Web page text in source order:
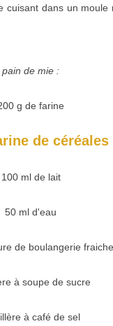
dans un
pain de mie :
g de farine
de céréales
100 ml de lait
50 ml d'eau
de boulangerie fraiche
à soupe de sucre
à café de sel